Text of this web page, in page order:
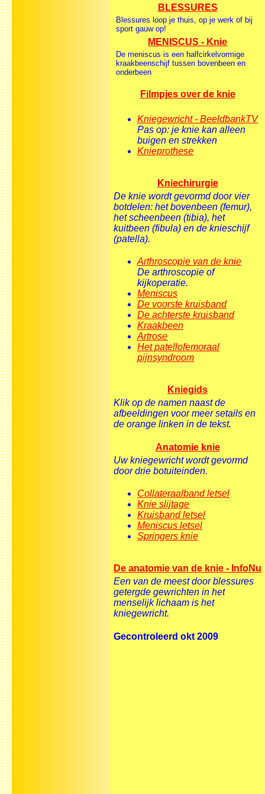
BLESSURES
Blessures loop je thuis, op je werk of bij
sport gauw op!
MENISCUS - Knie
De meniscus is een halfcirkelvormige
kraakbeenschijf tussen bovenbeen en
onderbeen
Filmpjes over de knie
Kniegewricht - BeeldbankTV
Pas op: je knie kan alleen
buigen en strekken
Knieprothese
Kniechirurgie
De knie wordt gevormd door vier
botdelen: het bovenbeen (femur),
het scheenbeen (tibia), het
kuitbeen (fibula) en de knieschijf
(patella).
Arthroscopie van de knie
De arthroscopie of
kijkoperatie.
Meniscus
De voorste kruisband
De achterste kruisband
Kraakbeen
Artrose
Het patellofemoraal
pijnsyndroom
Kniegids
Klik op de namen naast de
afbeeldingen voor meer setails en
de orange linken in de tekst.
Anatomie knie
Uw kniegewricht wordt gevormd
door drie botuiteinden.
Collateraalband letsel
Knie slijtage
Kruisband letsel
Meniscus letsel
Springers knie
De anatomie van de knie - InfoNu
Een van de meest door blessures
getergde gewrichten in het
menselijk lichaam is het
kniegewricht.
Gecontroleerd okt 2009